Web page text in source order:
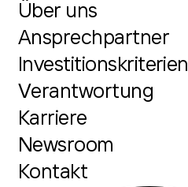
Über uns
Ansprechpartner
Investitionskriterien
Verantwortung
Karriere
Newsroom
Kontakt